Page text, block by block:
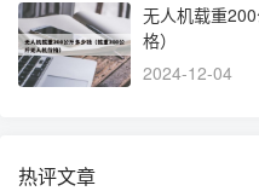
无人机载重
格）
2024-12-04
热评文章